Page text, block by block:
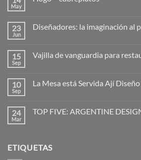
May
en
23
Jun
Diseñadores: la imaginación al
en
al
poder
15
Sep
Vajilla de vanguardia para
en
para
restaurantes
10
Sep
La Mesa está Servida Ají Diseño
en
Ají
Diseño
24
Mar
TOP FIVE: ARGENTINE
TOP
ETIQUETAS